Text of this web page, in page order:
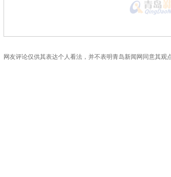
网友评论仅供其表达个人看法，并不表明青岛新闻网同意其观